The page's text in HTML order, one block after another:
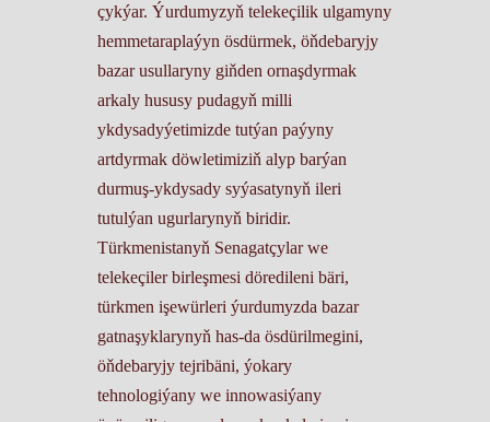
çykýar. Ýurdumyzyň telekeçilik ulgamyny
hemmetaraplaýyn ösdürmek, öňdebaryjy
bazar usullaryny giňden ornaşdyrmak
arkaly hususy pudagyň milli
ykdysadyýetimizde tutýan paýyny
artdyrmak döwletimiziň alyp barýan
durmuş-ykdysady syýasatynyň ileri
tutulýan ugurlarynyň biridir.
Türkmenistanyň Senagatçylar we
telekeçiler birleşmesi döredileni bäri,
türkmen işewürleri ýurdumyzda bazar
gatnaşyklarynyň has-da ösdürilmegini,
öňdebaryjy tejribäni, ýokary
tehnologiýany we innowasiýany